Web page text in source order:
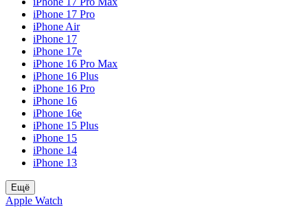
iPhone 17 Pro
iPhone Air
iPhone 17
iPhone 17e
iPhone 16 Pro Max
iPhone 16 Plus
iPhone 16 Pro
iPhone 16
iPhone 16e
iPhone 15 Plus
iPhone 15
iPhone 14
iPhone 13
Ещё
Apple Watch